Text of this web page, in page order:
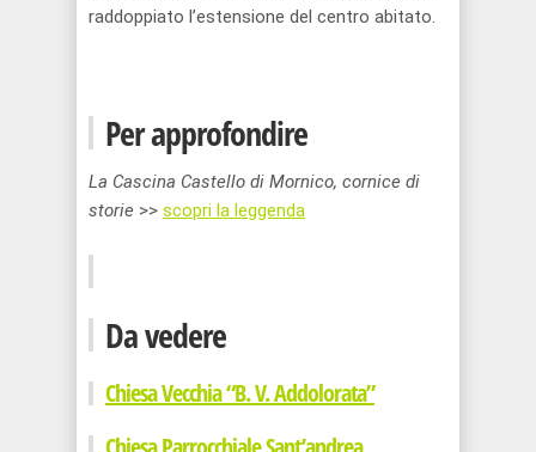
raddoppiato l’estensione del centro abitato.
Per approfondire
La Cascina Castello di Mornico, cornice di
storie >> scopri la leggenda
Da vedere
Chiesa Vecchia “B. V. Addolorata”